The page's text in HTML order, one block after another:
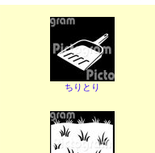
ちりとり